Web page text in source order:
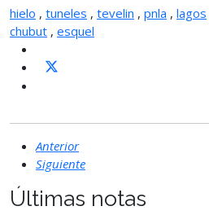
hielo , tuneles , tevelin , pnla , lagos
chubut , esquel
Anterior
Siguiente
Últimas notas